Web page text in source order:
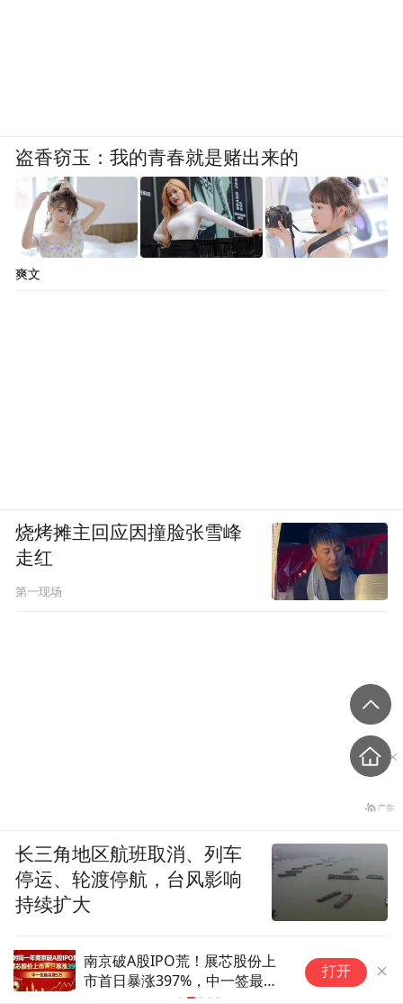
携“科梦”亮相太阳岛电影周，成
都动画再度出圈
打开
盗香窃玉：我的青春就是赌出来的
爽文
烧烤摊主回应因撞脸张雪峰
走红
第一现场
长三角地区航班取消、列车
停运、轮渡停航，台风影响
持续扩大